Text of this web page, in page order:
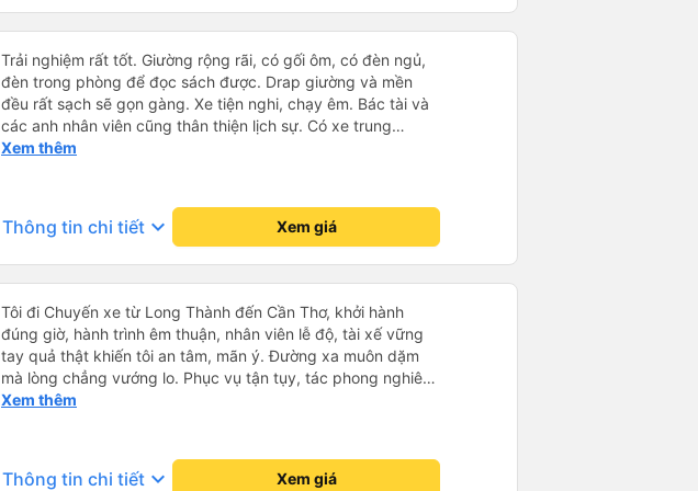
Trải nghiệm rất tốt. Giường rộng rãi, có gối ôm, có đèn ngủ,
đèn trong phòng để đọc sách được. Drap giường và mền
đều rất sạch sẽ gọn gàng. Xe tiện nghi, chạy êm. Bác tài và
các anh nhân viên cũng thân thiện lịch sự. Có xe trung
chuyển về nội thành thành phố tuy hoà rất tiện. Giá vé hợp
Xem thêm
Thông tin chi tiết keyboard_arrow_down Xem giá
Tôi đi Chuyến xe từ Long Thành đến Cần Thơ, khởi hành
đúng giờ, hành trình êm thuận, nhân viên lễ độ, tài xế vững
tay quả thật khiến tôi an tâm, mãn ý. Đường xa muôn dặm
mà lòng chẳng vướng lo. Phục vụ tận tụy, tác phong nghiêm
cẩn, hiếm thấy giữa thời buổi kim tiền vội vã. Xã hội loạn đạo.
Xem thêm
Thông tin chi tiết keyboard_arrow_down Xem giá